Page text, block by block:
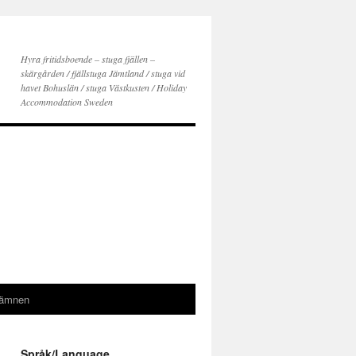
Hyra fritidsboende – stuga fjällen –
skärgården / fjällstuga Jämtland / stuga vid
havet Bohuslän / stuga Västkusten / Holiday
Accommodation Sweden